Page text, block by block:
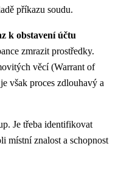
příkazu soudu.
k obstavení účtu
zmrazit prostředky.
věcí (Warrant of
však proces zdlouhavý a
Je třeba identifikovat
místní znalost a schopnost